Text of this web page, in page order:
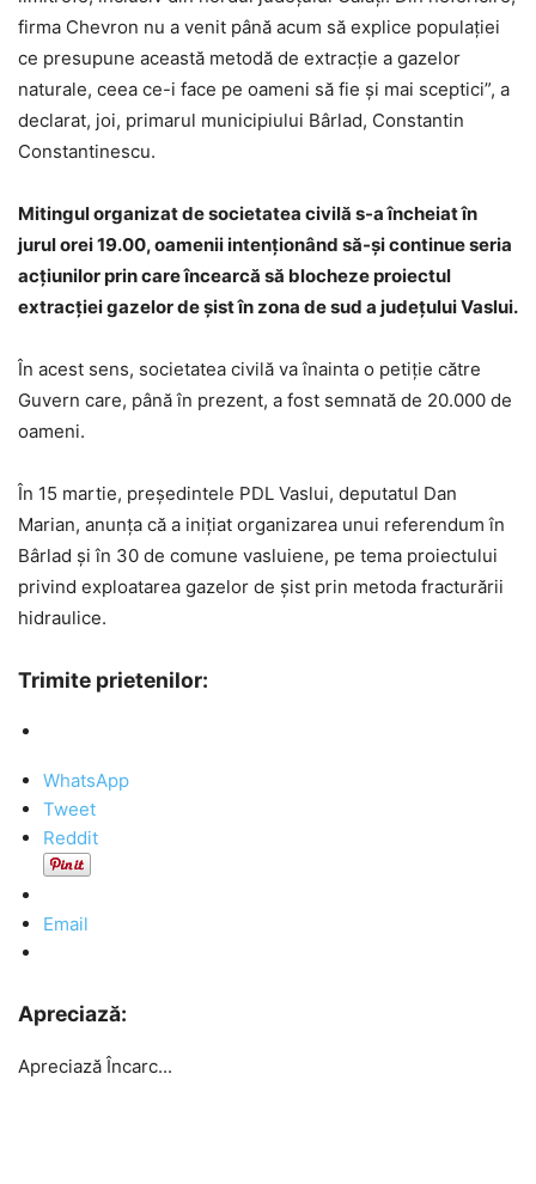
firma Chevron nu a venit până acum să explice populaţiei
ce presupune această metodă de extracţie a gazelor
naturale, ceea ce-i face pe oameni să fie şi mai sceptici”, a
declarat, joi, primarul municipiului Bârlad, Constantin
Constantinescu.
Mitingul organizat de societatea civilă s-a încheiat în
jurul orei 19.00, oamenii intenţionând să-şi continue seria
acţiunilor prin care încearcă să blocheze proiectul
extracţiei gazelor de şist în zona de sud a judeţului Vaslui.
În acest sens, societatea civilă va înainta o petiţie către
Guvern care, până în prezent, a fost semnată de 20.000 de
oameni.
În 15 martie, preşedintele PDL Vaslui, deputatul Dan
Marian, anunţa că a iniţiat organizarea unui referendum în
Bârlad şi în 30 de comune vasluiene, pe tema proiectului
privind exploatarea gazelor de şist prin metoda fracturării
hidraulice.
Trimite prietenilor:
WhatsApp
Tweet
Reddit
Email
Apreciază:
Apreciază Încarc...